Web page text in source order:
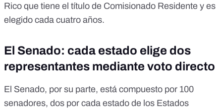
Rico que tiene el título de Comisionado Residente y es
elegido cada cuatro años.
El Senado: cada estado elige dos
representantes mediante voto directo
El Senado, por su parte, está compuesto por 100
senadores, dos por cada estado de los Estados